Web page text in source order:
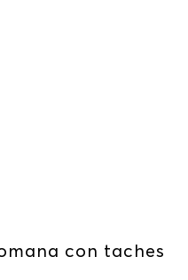
con taches